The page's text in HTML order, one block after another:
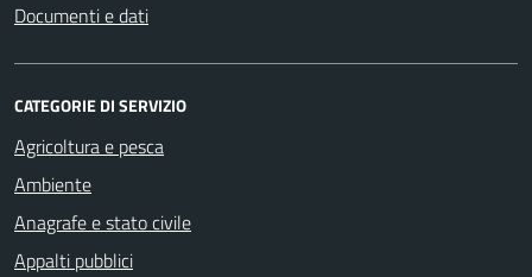
Documenti e dati
CATEGORIE DI SERVIZIO
Agricoltura e pesca
Ambiente
Anagrafe e stato civile
Appalti pubblici